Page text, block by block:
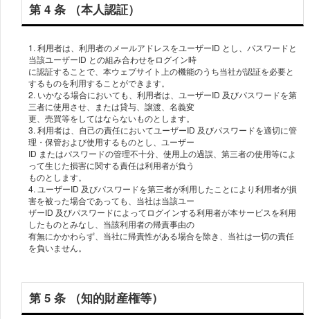
第 4 条 （本⼈認証）
1. 利⽤者は、利⽤者のメールアドレスをユーザーID とし、パスワードと
当該ユーザーID との組み合わせをログイン時
に認証することで、本ウェブサイト上の機能のうち当社が認証を必要と
するものを利⽤することができます。
2. いかなる場合においても、利⽤者は、ユーザーID 及びパスワードを第
三者に使⽤させ、または貸与、譲渡、名義変
更、売買等をしてはならないものとします。
3. 利⽤者は、⾃⼰の責任においてユーザーID 及びパスワードを適切に管
理・保管および使⽤するものとし、ユーザー
ID またはパスワードの管理不⼗分、使⽤上の過誤、第三者の使⽤等によ
って⽣じた損害に関する責任は利⽤者が負う
ものとします。
4. ユーザーID 及びパスワードを第三者が利⽤したことにより利⽤者が損
害を被った場合であっても、当社は当該ユー
ザーID 及びパスワードによってログインする利⽤者が本サービスを利⽤
したものとみなし、当該利⽤者の帰責事由の
有無にかかわらず、当社に帰責性がある場合を除き、当社は⼀切の責任
を負いません。
第 5 条 （知的財産権等）